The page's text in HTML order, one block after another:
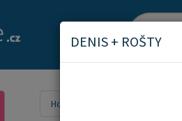
Home
DENIS + ROŠTY